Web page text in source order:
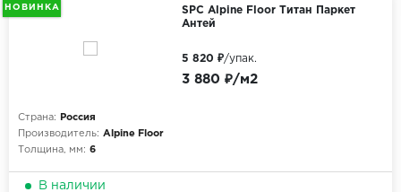
НОВИНКА
SPC Alpine Floor Титан Паркет
Антей
Страна:
Россия
Производитель: Alpine Floor
Толщина, мм: 6
3 880 ₽/м2
5 820 ₽/упак.
В наличии